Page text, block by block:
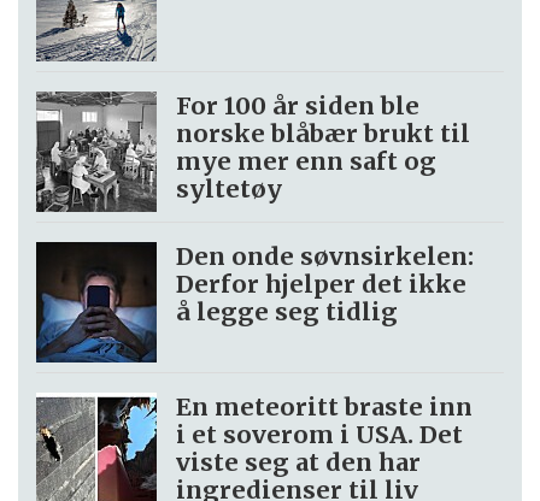
For 100 år siden ble
norske blåbær brukt til
mye mer enn saft og
syltetøy
Den onde søvnsirkelen:
Derfor hjelper det ikke
å legge seg tidlig
En meteoritt braste inn
i et soverom i USA. Det
viste seg at den har
ingredienser til liv